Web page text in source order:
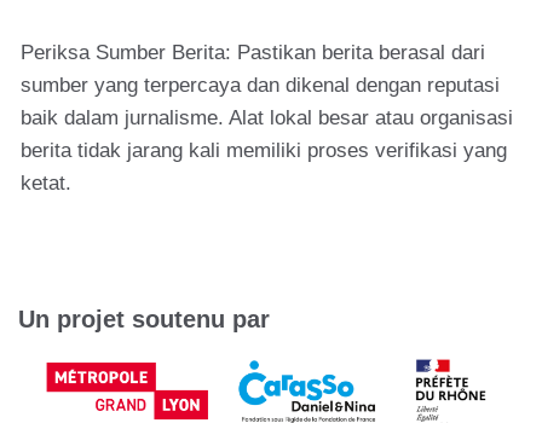
Periksa Sumber Berita: Pastikan berita berasal dari
sumber yang terpercaya dan dikenal dengan reputasi
baik dalam jurnalisme. Alat lokal besar atau organisasi
berita tidak jarang kali memiliki proses verifikasi yang
ketat.
Un projet soutenu par